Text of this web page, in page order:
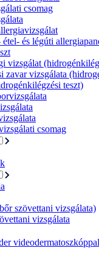
csomag
és légúti
vizsgálat
zavar vizsgálata
teszt)
csomag
szövettani vizsgálata)
vizsgálata
videodermatoszkóppal